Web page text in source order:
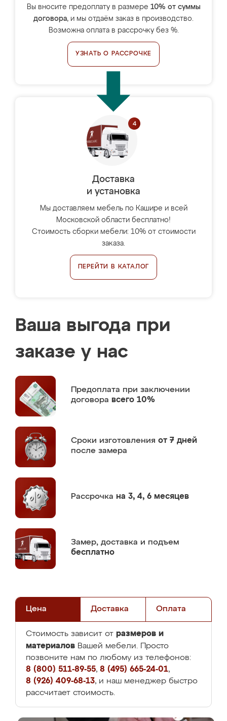
Вы вносите предоплату в размере 10% от суммы
договора, и мы отдаём заказ в производство.
Возможна оплата в рассрочку без %.
УЗНАТЬ О РАССРОЧКЕ
Доставка
и установка
Мы доставляем мебель по Кашире и всей
Московской области бесплатно!
Стоимость сборки мебели: 10% от стоимости
заказа.
ПЕРЕЙТИ В КАТАЛОГ
Ваша выгода при
заказе у нас
Предоплата при заключении
договора всего 10%
Сроки изготовления от 7 дней
после замера
Рассрочка на 3, 4, 6 месяцев
Замер, доставка и подъем
бесплатно
Цена Доставка Оплата
Стоимость зависит от размеров и
материалов Вашей мебели. Просто
позвоните нам по любому из телефонов:
8 (800) 511-89-55, 8 (495) 665-24-01,
8 (926) 409-68-13, и наш менеджер быстро
рассчитает стоимость.